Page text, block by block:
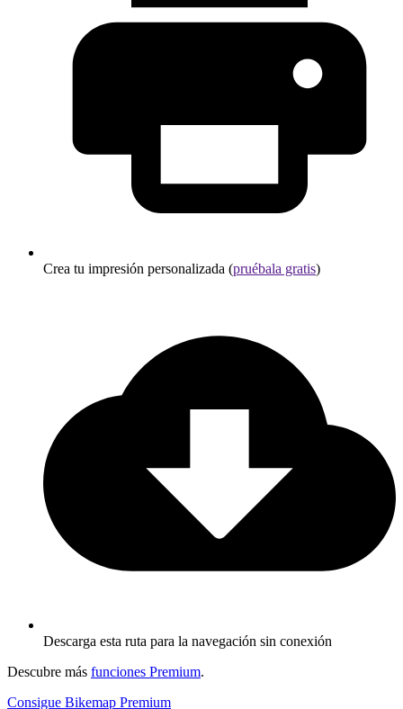
Crea tu impresión personalizada (pruébala gratis)
Descarga esta ruta para la navegación sin conexión
Descubre más funciones Premium.
Consigue Bikemap Premium